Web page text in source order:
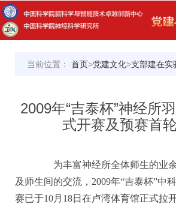
当前位置： 首页>党建文化>支部建在实
2009年“吉泰杯”神经所
式开赛及预赛首
为丰富神经所全体师生的业余
及师生间的交流，2009年“吉泰杯”中
赛已于10月18日在卢湾体育馆正式拉开